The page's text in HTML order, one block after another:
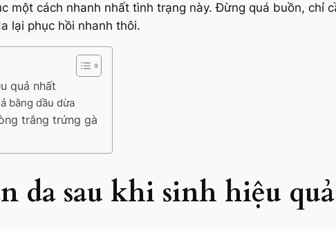
một cách nhanh nhất tình trạng này. Đừng quá buồn, chỉ
lại phục hồi nhanh thôi.
quả nhất
bằng dầu dừa
trắng trứng gà
da sau khi sinh hiệu